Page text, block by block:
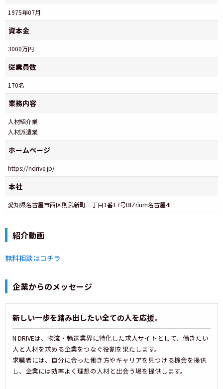
1975年07月
資本金
3000万円
従業員数
170名
業務内容
人材紹介業
人材派遣業
ホームページ
https://ndrive.jp/
本社
愛知県名古屋市西区則武新町三丁目1番17号BIZrium名古屋4F
紹介動画
無料相談はコチラ
企業からのメッセージ
新しい一歩を踏み出したい全ての人を応援。
N DRIVEは、物流・輸送業界に特化した求人サイトとして、働きたい
人と人材を求める企業をつなぐ役割を果たします。
求職者には、自分に合った働き方やキャリアを見つける機会を提供
し、企業には効率よく理想の人材と出会う場を提供します。